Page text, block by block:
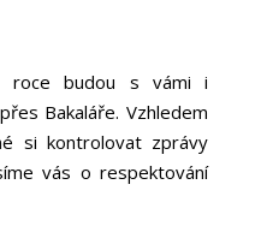
roce budou s vámi i
Bakaláře. Vzhledem
si kontrolovat zprávy
vás o respektování